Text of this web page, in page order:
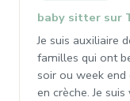
baby sitter sur
Je suis auxiliaire
familles qui ont
soir ou week
en crèche. Je suis